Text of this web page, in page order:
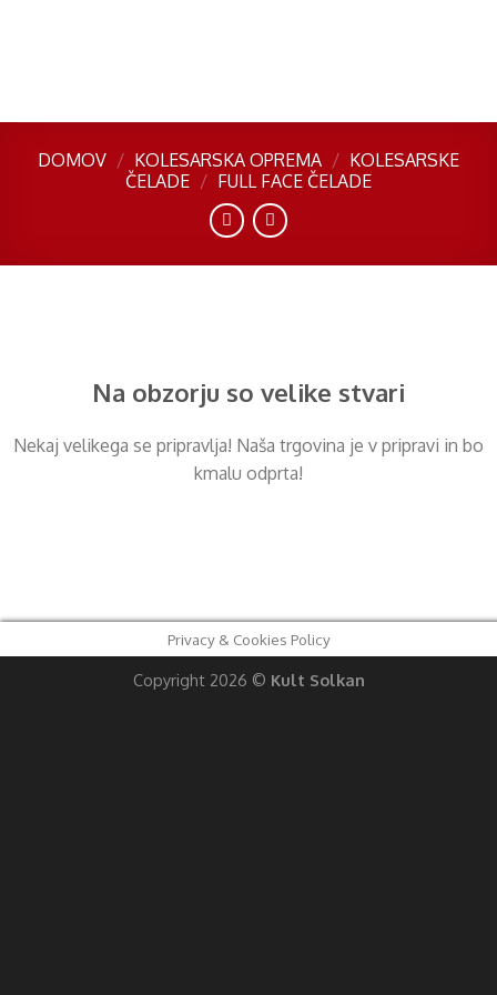
DOMOV / KOLESARSKA OPREMA / KOLESARSKE
ČELADE / FULL FACE ČELADE
Na obzorju so velike stvari
Nekaj ​​velikega se pripravlja! Naša trgovina je v pripravi in ​​bo
kmalu odprta!
Privacy & Cookies Policy
Copyright 2026 © Kult Solkan